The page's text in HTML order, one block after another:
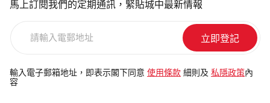
馬上訂閱我們的定期通訊，緊貼城中最新情報
電
郵
輸入電子郵箱地址，即表示閣下同意 使用條款 細則及 私隱政策內
容